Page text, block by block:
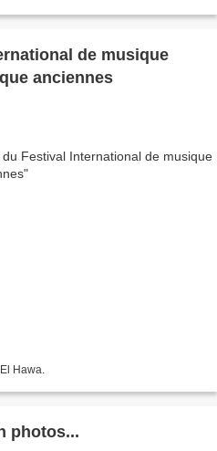
de musique
anciennes
Hawa.
photos...